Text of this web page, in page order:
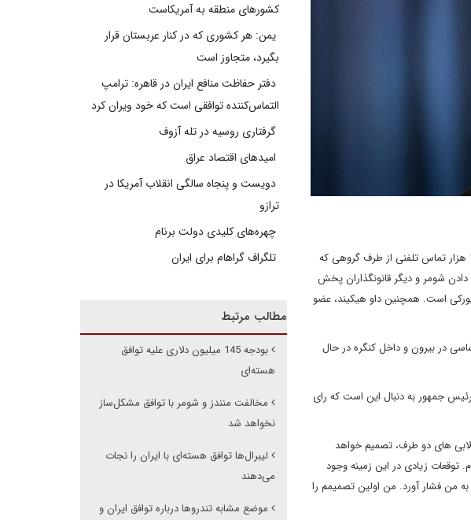
سناتور چاک شومر تحت فشار مخالفان توافق هسته ای ایران قرار دارد. در طول دو هفته گذشته بیش از 10 هزار تماس تلفنی از طرف گروهی که
دادن شومر و دیگر قانونگذاران پخش
است. همچنین داو هیکیند، عضو
در بیرون و داخل کنگره در حال
رئیس جمهور به دنبال این است که رای
های دو طرف، تصمیم خواهد
توقعات زیادی در این زمینه وجود
من فشار آورد. من اولین تصمیمم را
کشورهای منطقه به آمریکاست
یمن: هر کشوری که در کنار عربستان قرار
بگیرد، متجاوز است
دفتر حفاظت منافع ایران در قاهره: ترامپ
التماس‌کننده توافقی است که خود ویران کرد
گرفتاری روسیه در تله آزوف
امیدهای اقتصاد عراق
دویست و پنجاه سالگی انقلاب آمریکا در
ترازو
چهره‌های کلیدی دولت برنام
تلگراف گراهام برای ایران
مطالب مرتبط
بودجه 145 میلیون دلاری علیه توافق
هسته‌ای
مخالفت منندز و شومر با توافق مشکل‌ساز
نخواهد شد
لیبرال‌ها توافق هسته‌ای با ایران را نجات
می‌دهند
موضع مشابه تندروها درباره توافق ایران و